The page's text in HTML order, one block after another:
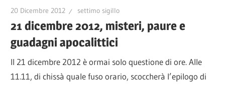
20 Dicembre 2012 settimo sigillo
21 dicembre 2012, misteri, paure e
guadagni apocalittici
Il 21 dicembre 2012 è ormai solo questione di ore. Alle
11.11, di chissà quale fuso orario, scoccherà l’epilogo di